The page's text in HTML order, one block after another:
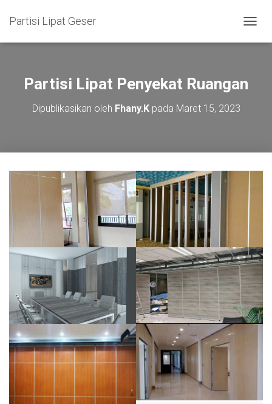
Partisi Lipat Geser
O
S
Partisi Lipat Penyekat Ruangan
Dipublikasikan oleh Fhany.Kpada Maret 15, 2023